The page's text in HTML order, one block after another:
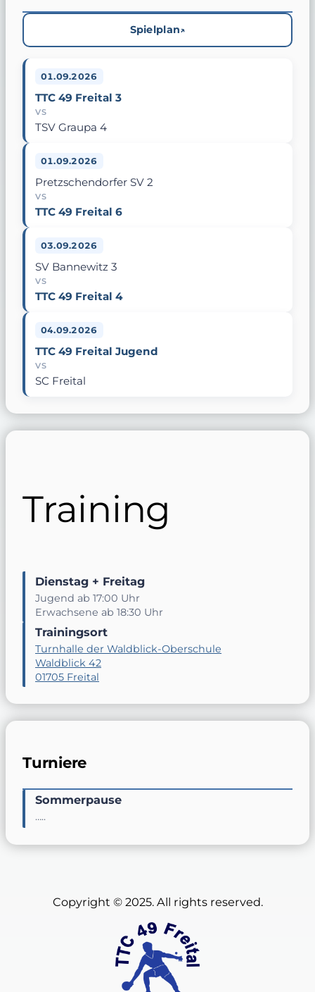
Spielplan
01.09.2026
TTC 49 Freital 3
VS
TSV Graupa 4
01.09.2026
Pretzschendorfer SV 2
VS
TTC 49 Freital 6
03.09.2026
SV Bannewitz 3
VS
TTC 49 Freital 4
04.09.2026
TTC 49 Freital Jugend
VS
SC Freital
Training
Dienstag + Freitag
Jugend ab 17:00 Uhr
Erwachsene ab 18:30 Uhr
Trainingsort
Turnhalle der Waldblick-Oberschule
Waldblick 42
01705 Freital
Turniere
Sommerpause
…..
Copyright © 2025. All rights reserved.